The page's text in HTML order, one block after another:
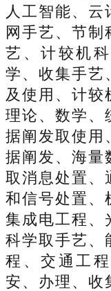
人工智能、
网手艺、节制
艺、计较机
学、收集手艺
及使用、计较
理论、数学、
据阐发取使用
据阐发、海量
取消息处置、
和信号处置、
集成电工程、
科学取手艺、
程、交通工
安、办理、收